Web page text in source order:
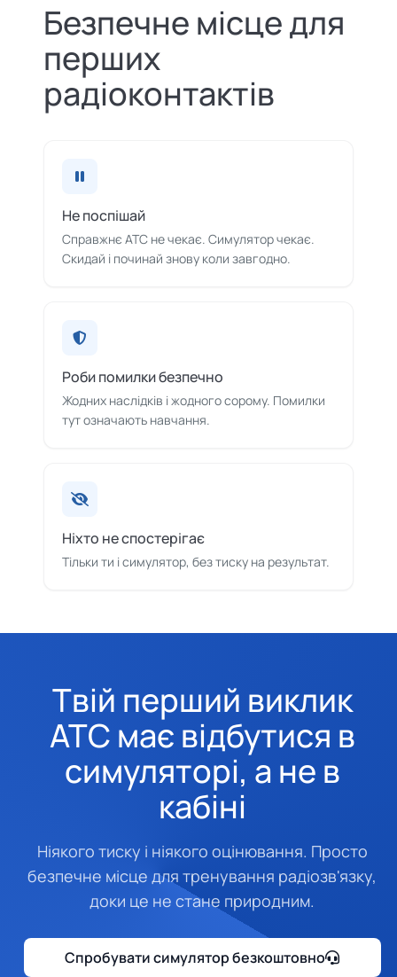
Безпечне місце для
перших
радіоконтактів
Не поспішай
Справжнє ATC не чекає. Симулятор чекає.
Скидай і починай знову коли завгодно.
Роби помилки безпечно
Жодних наслідків і жодного сорому. Помилки
тут означають навчання.
Ніхто не спостерігає
Тільки ти і симулятор, без тиску на результат.
Твій перший виклик
ATC має відбутися в
симуляторі, а не в
кабіні
Ніякого тиску і ніякого оцінювання. Просто
безпечне місце для тренування радіозв'язку,
доки це не стане природним.
Спробувати симулятор безкоштовно